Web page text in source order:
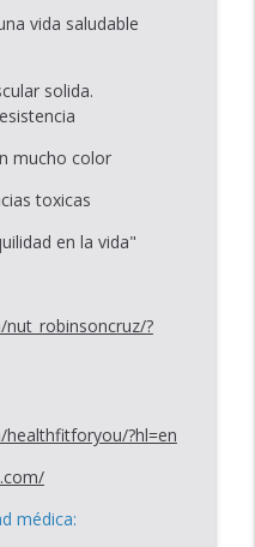
vida saludable
solida.
mucho color
toxicas
en la vida"
?
?hl=en
médica: